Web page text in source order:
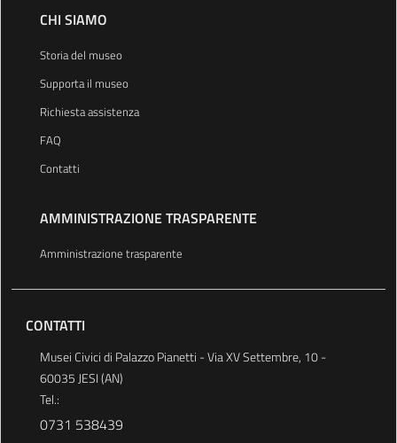
CHI SIAMO
Storia del museo
Supporta il museo
Richiesta assistenza
FAQ
Contatti
AMMINISTRAZIONE TRASPARENTE
Amministrazione trasparente
CONTATTI
Musei Civici di Palazzo Pianetti - Via XV Settembre, 10 -
60035 JESI (AN)
Tel.:
0731 538439